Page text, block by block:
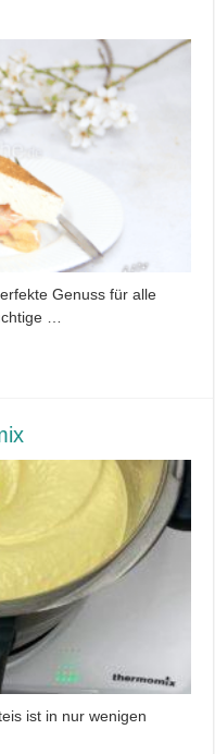
Genuss für alle
…
ist in nur wenigen